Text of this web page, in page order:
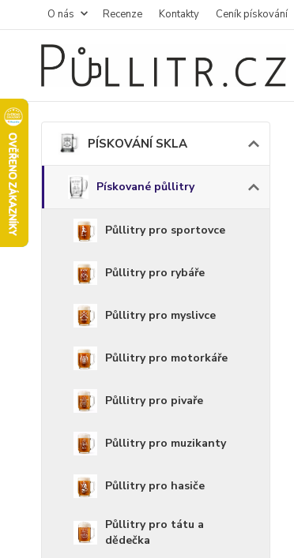
O nás Recenze Kontakty Ceník pískování
PÍSKOVÁNÍ SKLA
Pískované půllitry
Půllitry pro sportovce
Půllitry pro rybáře
Půllitry pro myslivce
Půllitry pro motorkáře
Půllitry pro pivaře
Půllitry pro muzikanty
Půllitry pro hasiče
Půllitry pro tátu a
dědečka